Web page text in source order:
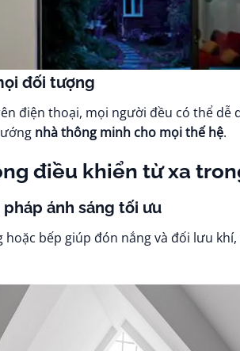
đối tượng
điện thoại, mọi người đều có thể dễ
nhà thông minh cho mọi thế hệ.
điều khiển từ xa
ánh sáng tối ưu
bếp giúp đón nắng và đối lưu